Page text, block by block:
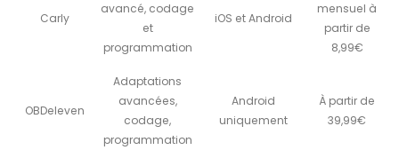
Carly
avancé, codage
et
programmation
iOS et Android
mensuel à
partir de
8,99€
OBDeleven
Adaptations
avancées,
codage,
programmation
Android
uniquement
À partir de
39,99€